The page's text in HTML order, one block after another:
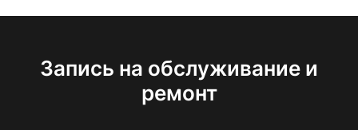
Запись на обслуживание и
ремонт